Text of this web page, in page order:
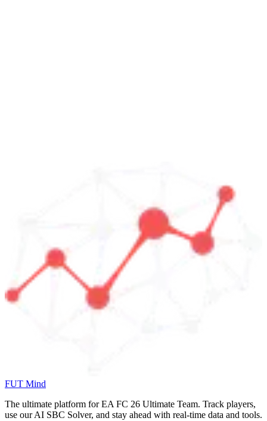
FUT Mind
The ultimate platform for EA FC 26 Ultimate Team. Track players,
use our AI SBC Solver, and stay ahead with real-time data and tools.